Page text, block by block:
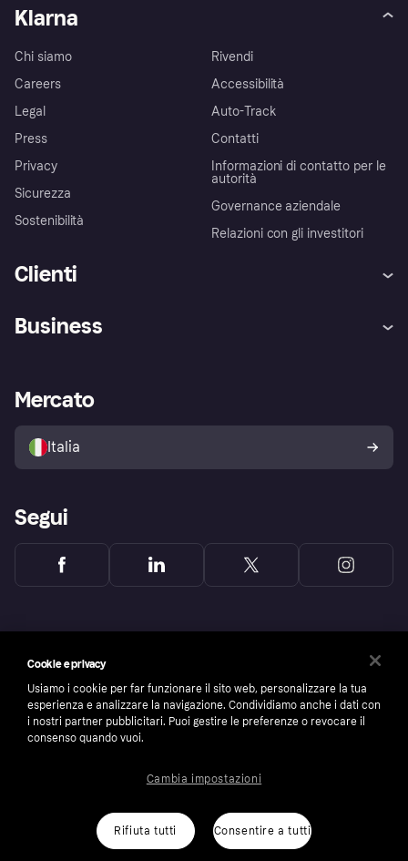
Klarna
Chi siamo
Careers
Legal
Press
Privacy
Sicurezza
Sostenibilità
Rivendi
Accessibilità
Auto-Track
Contatti
Informazioni di contatto per le
autorità
Governance aziendale
Relazioni con gli investitori
Clienti
Esplora i negozi
Politica di protezione
dell'acquirente Klarna
Business
Accesso aziende
Mercato
Italia
Segui
number: 556737-0431
Cookies Klarna.com
Cookie e privacy
Usiamo i cookie per far funzionare il sito web, personalizzare la tua
esperienza e analizzare la navigazione. Condividiamo anche i dati con
i nostri partner pubblicitari. Puoi gestire le preferenze o revocare il
consenso quando vuoi.
Rifiuta tutti Consentire a tutti
Cambia impostazioni